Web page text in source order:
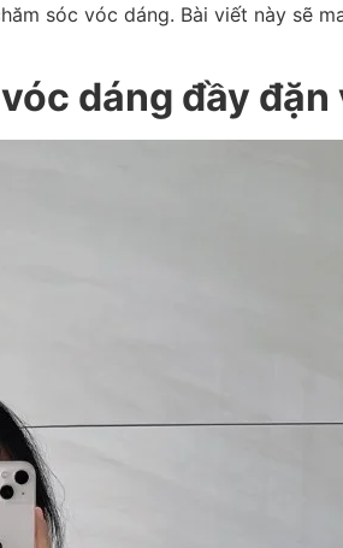
sóc vóc dáng. Bài viết này sẽ
dáng đầy